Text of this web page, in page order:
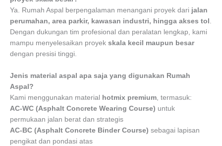
Ya. Rumah Aspal berpengalaman menangani proyek dari jalan
perumahan, area parkir, kawasan industri, hingga akses tol .
Dengan dukungan tim profesional dan peralatan lengkap, kami
mampu menyelesaikan proyek skala kecil maupun besar
dengan presisi tinggi.
Jenis material aspal apa saja yang digunakan Rumah
Aspal?
Kami menggunakan material
hotmix premium, termasuk:
AC-WC (Asphalt Concrete Wearing Course) untuk
permukaan jalan berat dan strategis
AC-BC (Asphalt Concrete Binder Course) sebagai lapisan
pengikat dan pondasi atas